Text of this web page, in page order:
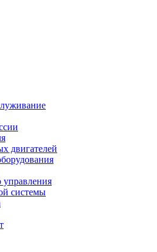
двигателей
управления
системы